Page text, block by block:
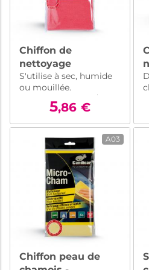
Chiffon de
nettoyage
microfibre
40x40cm
S'utilise à sec, humide
ou mouillée.
Grammage 310 gr/m2
5,86 €
A03
Chiffon peau de